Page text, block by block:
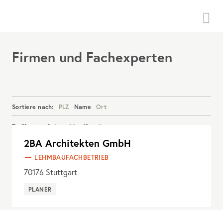
Firmen und Fachexperten
Sortiere nach: PLZ Name Ort
Treffer pro Seite: 20 40 alle
Details anzeigen
2BA Architekten GmbH
LEHMBAUFACHBETRIEB
70176 Stuttgart
PLANER